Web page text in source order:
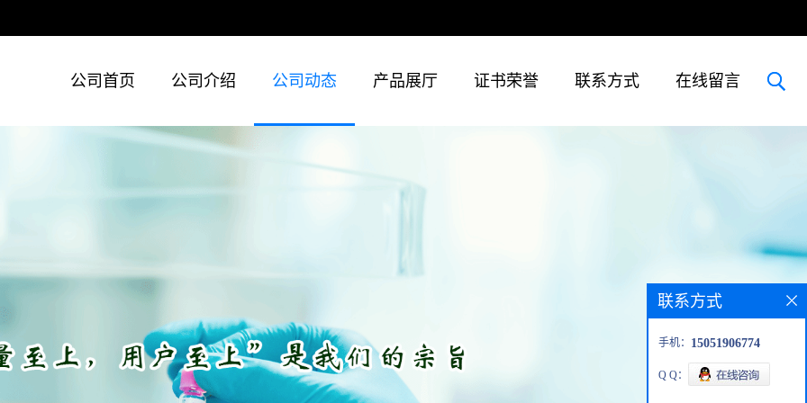
公司首页 公司介绍 公司动态 产品展厅 证书荣誉 联系方式 在线留言
联系方式
手机： 15051906774
Q Q：